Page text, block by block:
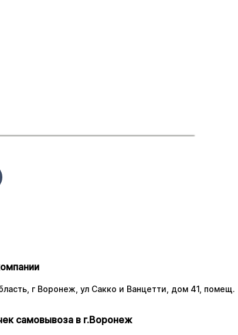
г Воронеж, ул Сакко и Ванцетти, дом 41, помещ.
самовывоза в г.Воронеж